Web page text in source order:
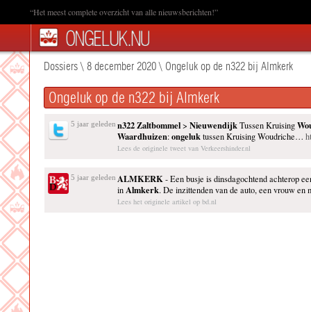
“Het meest complete overzicht van alle nieuwsberichten!”
Dossiers\ 8 december 2020\ Ongeluk op de n322 bij Almkerk
Ongeluk op de n322 bij Almkerk
5 jaar geleden n322Zaltbommel> NieuwendijkTussen Kruising
Waardhuizen:ongeluktussen Kruising Woudriche…
Lees de originele tweet van Verkeershinder.nl
5 jaar geleden ALMKERK- Een busje is dinsdagochtend achterop
inAlmkerk. De inzittenden van de auto, een vrouw en
Lees het originele artikel op bd.nl